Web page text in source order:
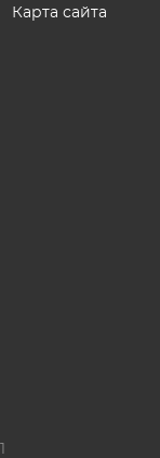
Карта сайта